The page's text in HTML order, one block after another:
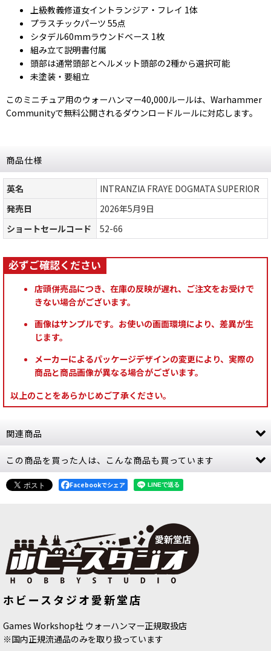
上級教義修道女イントランジア・フレイ 1体
プラスチックパーツ 55点
シタデル60mmラウンドベース 1枚
組み立て説明書付属
頭部は通常頭部とヘルメット頭部の2種から選択可能
未塗装・要組立
このミニチュア用のウォーハンマー40,000ルールは、Warhammer
Communityで無料公開されるダウンロードルールに対応します。
商品仕様
英名
INTRANZIA FRAYE DOGMATA SUPERIOR
発売日
2026年5月9日
ショートセールコード
52-66
店頭併売品につき、在庫の反映が遅れ、ご注文をお受けで
きない場合がございます。
画像はサンプルです。お使いの画面環境により、差異が生
じます。
メーカーによるパッケージデザインの変更により、実際の
商品と商品画像が異なる場合がございます。
以上のことをあらかじめご了承ください。
関連商品
[アルマゲドン・バタリオン] アデプタ・ソロリタ
ス[52-65]
24,100円(税込)
ルフォース アデプタ・ソロリタスに、前進しなが
ら白兵戦で圧力をかける戦力をまとめて加えられ
るボックスセットです。パラゴン・ウォースーツ
の対精鋭・対高耐久性…
01]
1点
ゲーム「ウォーハンマー40,000」アデプタ・ソロ
この商品を買った人は、こんな商品も買っています
“スラーネッシュの鉤爪“ デクスセッ
サ
[97-50
]
18,700
円(税込)
問官グレイファクス
Facebookでシェア
ホビースタジオ愛新堂店
Games Workshop社 ウォーハンマー正規取扱店
※国内正規流通品のみを取り扱っています